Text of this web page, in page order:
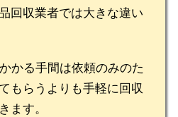
回収業者では大きな違い
かる手間は依頼のみのた
もらうよりも手軽に回収
ます。